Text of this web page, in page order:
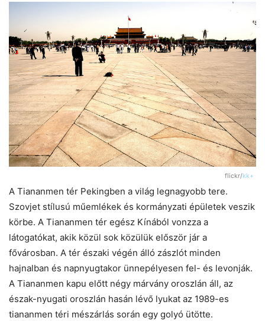
flickr/kk+
A Tiananmen tér Pekingben a világ legnagyobb tere.
Szovjet stílusú műemlékek és kormányzati épületek veszik
körbe. A Tiananmen tér egész Kínából vonzza a
látogatókat, akik közül sok közülük először jár a
fővárosban. A tér északi végén álló zászlót minden
hajnalban és napnyugtakor ünnepélyesen fel- és levonják.
A Tiananmen kapu előtt négy márvány oroszlán áll, az
észak-nyugati oroszlán hasán lévő lyukat az 1989-es
tiananmen téri mészárlás során egy golyó ütötte.